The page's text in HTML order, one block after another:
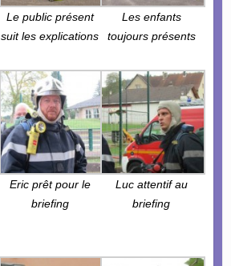
Le public présent
suit les explications
Les enfants
toujours présents
Eric prêt pour le
briefing
Luc attentif au
briefing